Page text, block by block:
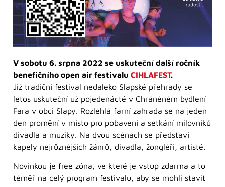
V sobotu 6. srpna 2022 se uskuteční další ročník
benefičního open air festivalu CIHLAFEST.
Již tradiční festival nedaleko Slapské přehrady se
letos uskuteční už pojedenácté v Chráněném bydlení
Fara v obci Slapy. Rozlehlá farní zahrada se na jeden
den promění v místo pro pobavení a setkání milovníků
divadla a muziky. Na dvou scénách se představí
kapely nejrůznějších žánrů, divadla, žongléři, artisté.
Novinkou je free zóna, ve které je vstup zdarma a to
téměř na celý program festivalu, aby se mohli stavit